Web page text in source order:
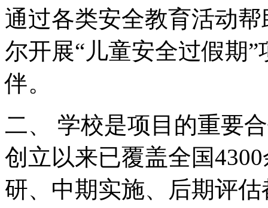
通过各类安全教育活动
尔开展“儿童安全过假期
伴。
二、 学校是项目的重要
创立以来已覆盖全国
研、中期实施、后期评